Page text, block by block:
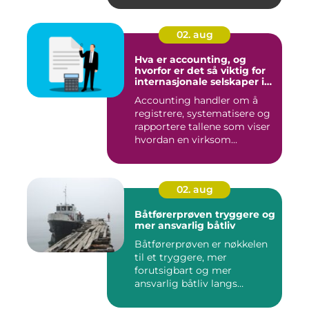
02. aug
Hva er accounting, og
hvorfor er det så viktig for
internasjonale selskaper i
Accounting handler om å
registrere, systematisere og
rapportere tallene som viser
hvordan en virksom...
02. aug
Båtførerprøven tryggere og
mer ansvarlig båtliv
Båtførerprøven er nøkkelen
til et tryggere, mer
forutsigbart og mer
ansvarlig båtliv langs